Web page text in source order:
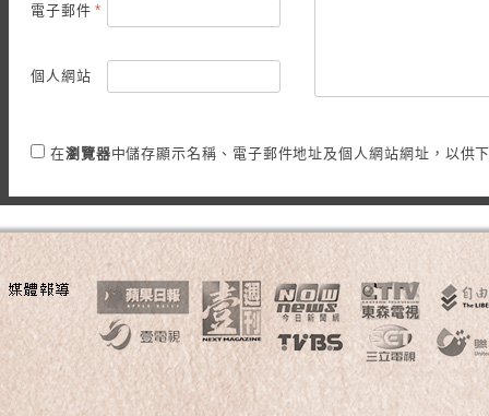
電子郵件 *
個人網站
在瀏覽器中儲存顯示名稱、電子郵件地址及個人網站網址，以供